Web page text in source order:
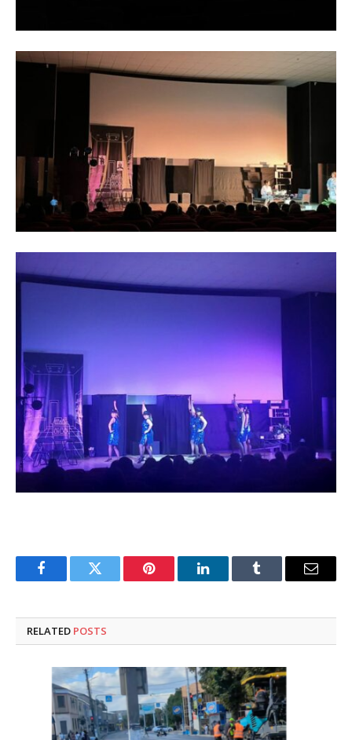
FacebookTwitter Pinterest LinkedInTumblr Email
RELATED POSTS